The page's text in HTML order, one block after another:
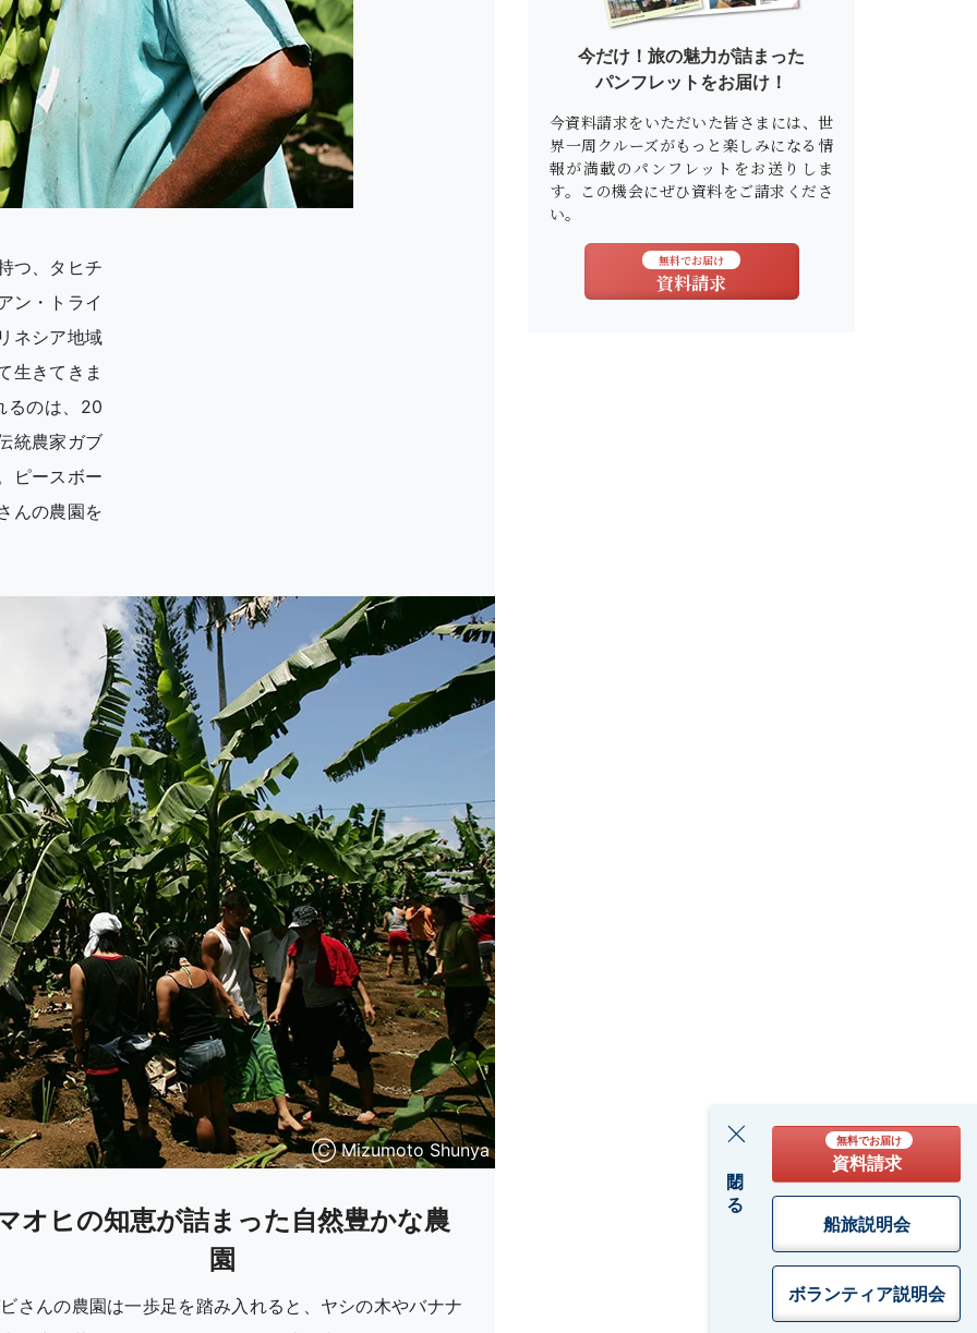
閉じる
無料でお届け
資料請求
船旅説明会
ボランティア説明会
つ、タヒチ
ン・トライ
ネシア地域
生きてきま
るのは、20
統農家ガブ
ピースボー
んの農園を
Ⓒ Mizumoto Shunya
オヒの知恵が詰まった自然豊かな農
園
さんの農園は一歩足を踏み入れると、ヤシの木やバナナ
今だけ！旅の魅力が詰まった
パンフレットをお届け！
今資料請求をいただいた皆さまには、世
界一周クルーズがもっと楽しみになる情
報が満載のパンフレットをお送りしま
す。この機会にぜひ資料をご請求くださ
い。
無料でお届け
資料請求